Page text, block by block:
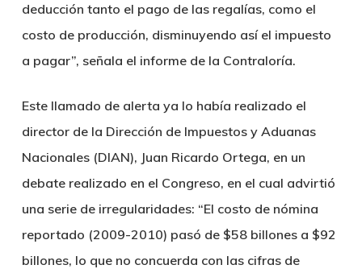
deducción tanto el pago de las regalías, como el
costo de producción, disminuyendo así el impuesto
a pagar”, señala el informe de la Contraloría.
Este llamado de alerta ya lo había realizado el
director de la Dirección de Impuestos y Aduanas
Nacionales (DIAN), Juan Ricardo Ortega, en un
debate realizado en el Congreso, en el cual advirtió
una serie de irregularidades: “El costo de nómina
reportado (2009-2010) pasó de $58 billones a $92
billones, lo que no concuerda con las cifras de